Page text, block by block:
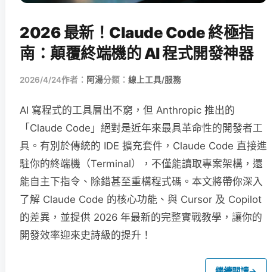
2026 最新！Claude Code 終極指
南：顛覆終端機的 AI 程式開發神器
2026/4/24作者： 阿湯分類： 線上工具/服務
AI 寫程式的工具層出不窮，但 Anthropic 推出的
「Claude Code」絕對是近年來最具革命性的開發者工
具。有別於傳統的 IDE 擴充套件，Claude Code 直接進
駐你的終端機（Terminal），不僅能讀取專案架構，還
能自主下指令、除錯甚至重構程式碼。本文將帶你深入
了解 Claude Code 的核心功能、與 Cursor 及 Copilot
的差異，並提供 2026 年最新的完整實戰教學，讓你的
開發效率迎來史詩級的提升！